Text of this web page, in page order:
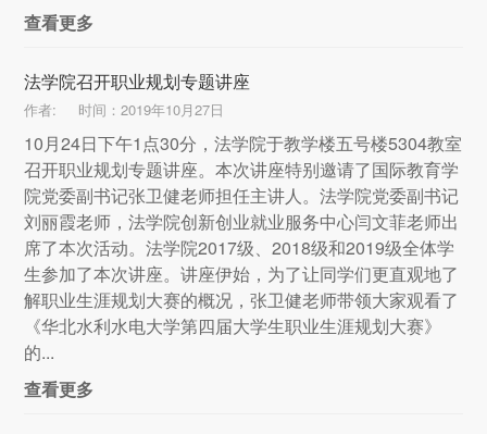
查看更多
法学院召开职业规划专题讲座
作者: 时间：2019年10月27日
10月24日下午1点30分，法学院于教学楼五号楼5304教室
召开职业规划专题讲座。本次讲座特别邀请了国际教育学
院党委副书记张卫健老师担任主讲人。法学院党委副书记
刘丽霞老师，法学院创新创业就业服务中心闫文菲老师出
席了本次活动。法学院2017级、2018级和2019级全体学
生参加了本次讲座。讲座伊始，为了让同学们更直观地了
解职业生涯规划大赛的概况，张卫健老师带领大家观看了
《华北水利水电大学第四届大学生职业生涯规划大赛》
的...
查看更多